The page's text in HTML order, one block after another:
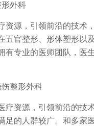
外科
源，引领前沿的技术
五官整形、形体塑形以
有专业的医师团队，医
整形外科
资源，引领前沿的技
足的人群较广。和多家